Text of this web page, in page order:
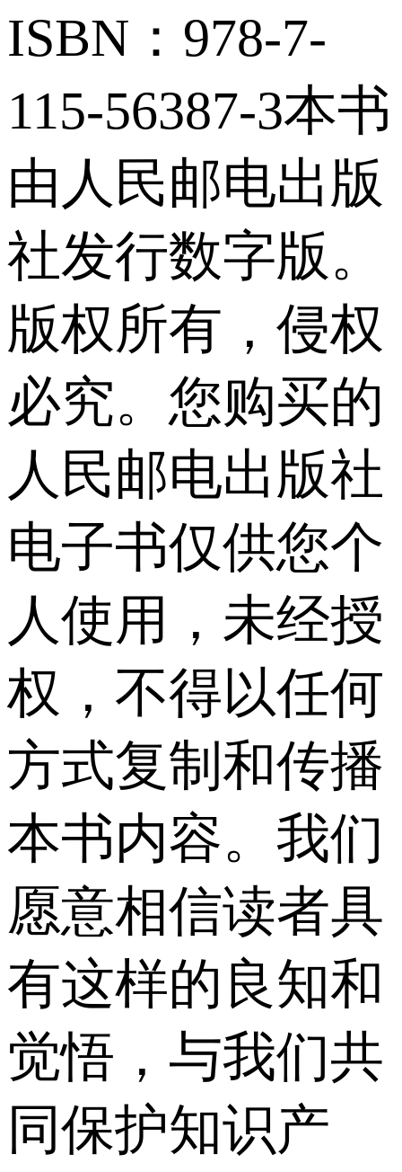
ISBN：978-7-
115-56387-3本书
由人民邮电出版
社发行数字版。
版权所有，侵权
必究。您购买的
人民邮电出版社
电子书仅供您个
人使用，未经授
权，不得以任何
方式复制和传播
本书内容。我们
愿意相信读者具
有这样的良知和
觉悟，与我们共
同保护知识产